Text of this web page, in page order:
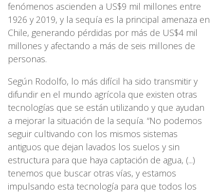
fenómenos ascienden a US$9 mil millones entre
1926 y 2019, y la sequía es la principal amenaza en
Chile, generando pérdidas por más de US$4 mil
millones y afectando a más de seis millones de
personas.
Según Rodolfo, lo más difícil ha sido transmitir y
difundir en el mundo agrícola que existen otras
tecnologías que se están utilizando y que ayudan
a mejorar la situación de la sequía. “No podemos
seguir cultivando con los mismos sistemas
antiguos que dejan lavados los suelos y sin
estructura para que haya captación de agua, (...)
tenemos que buscar otras vías, y estamos
impulsando esta tecnología para que todos los